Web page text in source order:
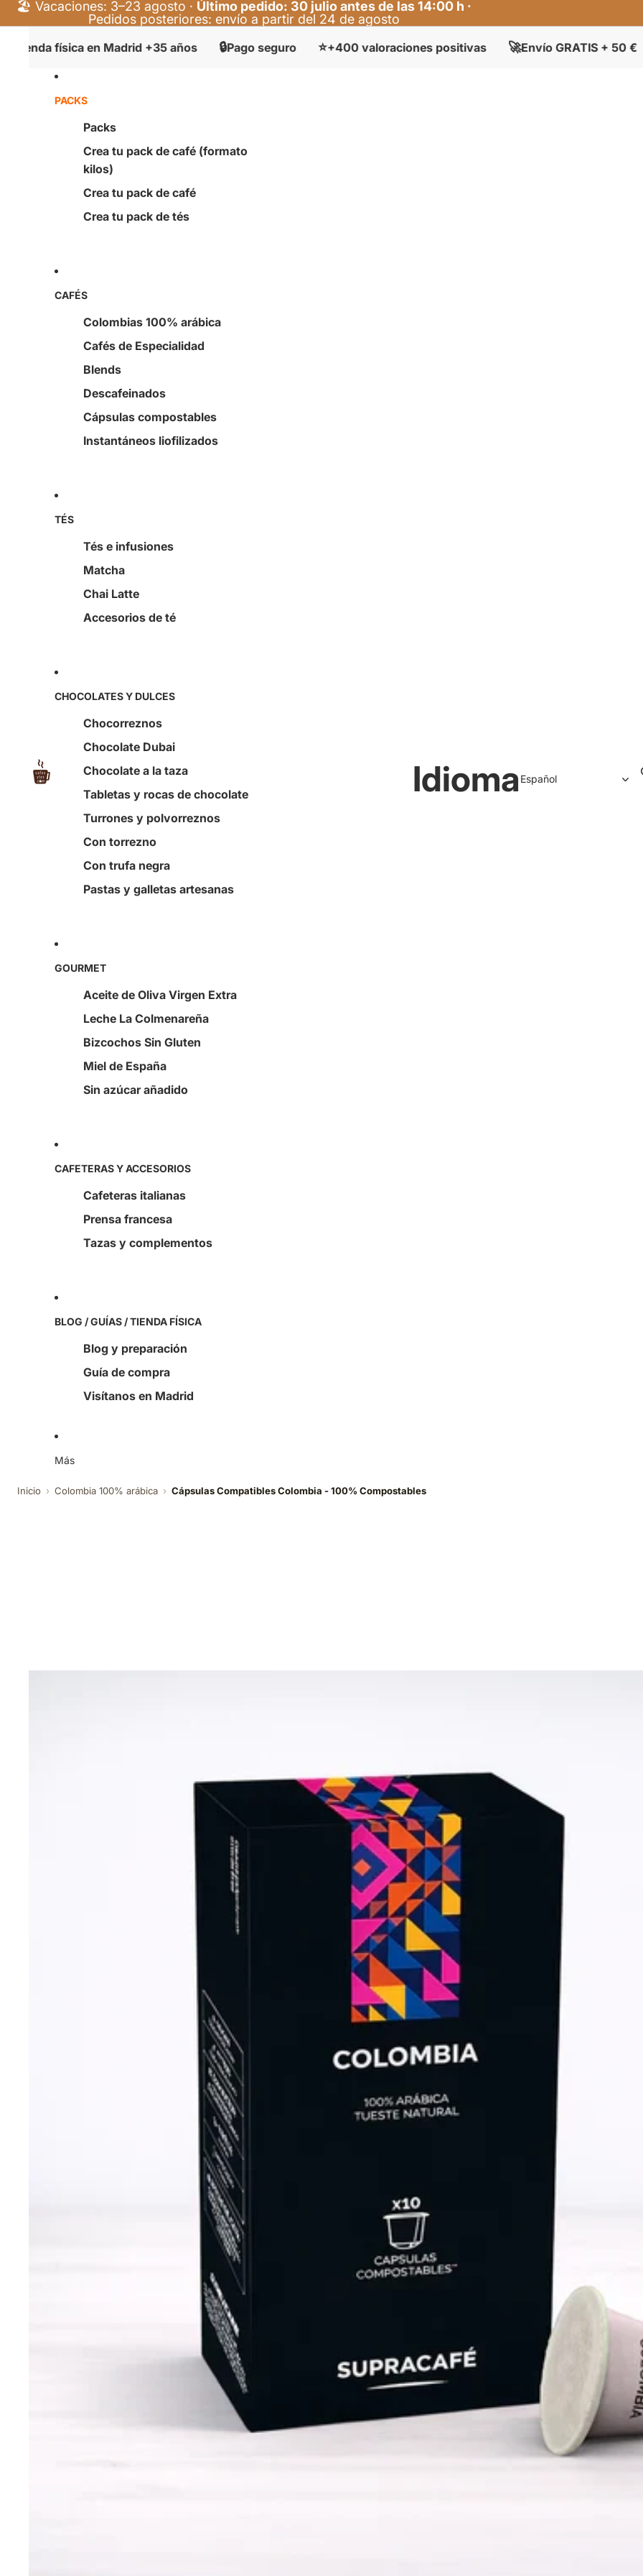
🏖️ Vacaciones: 3–23 agosto · Último pedido: 30 julio antes de las 14:00 h ·
Pedidos posteriores: envío a partir del 24 de agosto
física en Madrid +35 años 🔒Pago seguro ⭐+400 valoraciones positivas 🚀Envío GRATIS + 50 € 🏠
PACKS
Packs
Crea tu pack de café (formato
kilos)
Crea tu pack de café
Crea tu pack de tés
CAFÉS
Colombias 100% arábica
Cafés de Especialidad
Blends
Descafeinados
Cápsulas compostables
Instantáneos liofilizados
TÉS
Tés e infusiones
Matcha
Chai Latte
Accesorios de té
CHOCOLATES Y DULCES
Chocorreznos
Chocolate Dubai
Chocolate a la taza
Tabletas y rocas de chocolate
Turrones y polvorreznos
Con torrezno
Con trufa negra
Pastas y galletas artesanas
GOURMET
Aceite de Oliva Virgen Extra
Leche La Colmenareña
Bizcochos Sin Gluten
Miel de España
Sin azúcar añadido
CAFETERAS Y ACCESORIOS
Cafeteras italianas
Prensa francesa
Tazas y complementos
BLOG / GUÍAS / TIENDA FÍSICA
Blog y preparación
Guía de compra
Visítanos en Madrid
Más
Idioma
Inicio › Colombia 100% arábica › Cápsulas Compatibles Colombia - 100% Compostables